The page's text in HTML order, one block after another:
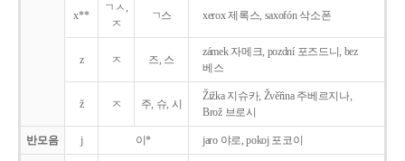
x**
ㄱㅅ,
ㅈ
ㄱ스 xerox 제록스, saxofón 삭소폰
z ㅈ 즈, 스
zámek 자메크, pozdní 포즈드니, bez
베스
ž ㅈ 주, 슈, 시
Žižka 지슈카, Žvěřina 주베르지나,
Brož 브로시
반모음 j 이* jaro 야로, pokoj 포코이